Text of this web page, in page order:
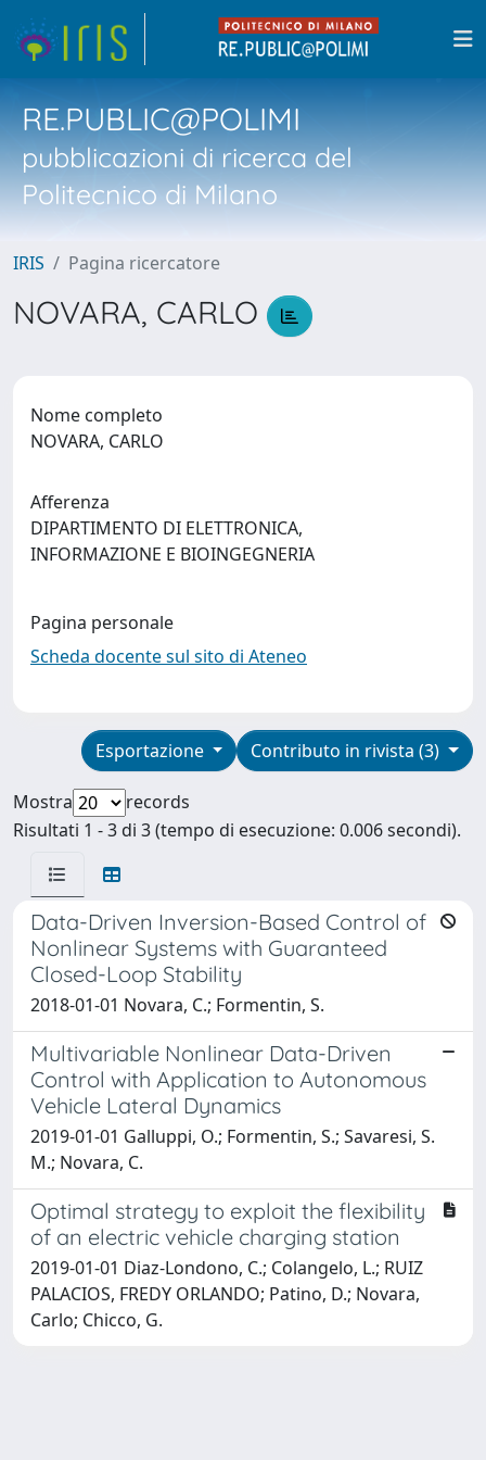
RE.PUBLIC@POLIMI
pubblicazioni di ricerca del
Politecnico di Milano
IRIS Pagina ricercatore
NOVARA, CARLO
Nome completo
NOVARA, CARLO
Afferenza
DIPARTIMENTO DI ELETTRONICA,
INFORMAZIONE E BIOINGEGNERIA
Pagina personale
Scheda docente sul sito di Ateneo
Contributo in rivista (3)
Esportazione
Mostra
records
Risultati 1 - 3 di 3 (tempo di esecuzione: 0.006 secondi).
Data-Driven Inversion-Based Control of
Nonlinear Systems with Guaranteed
Closed-Loop Stability
2018-01-01 Novara, C.; Formentin, S.
Multivariable Nonlinear Data-Driven
Control with Application to Autonomous
Vehicle Lateral Dynamics
2019-01-01 Galluppi, O.; Formentin, S.; Savaresi, S.
M.; Novara, C.
Optimal strategy to exploit the flexibility
of an electric vehicle charging station
2019-01-01 Diaz-Londono, C.; Colangelo, L.; RUIZ
PALACIOS, FREDY ORLANDO; Patino, D.; Novara,
Carlo; Chicco, G.